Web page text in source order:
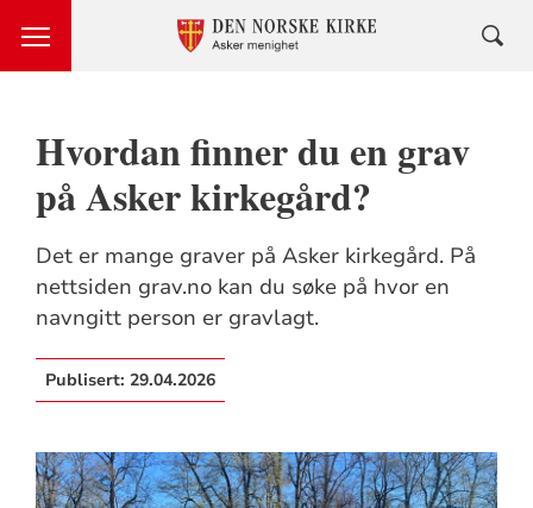
Hvordan finner du en grav
på Asker kirkegård?
Det er mange graver på Asker kirkegård. På
nettsiden grav.no kan du søke på hvor en
navngitt person er gravlagt.
Publisert: 29.04.2026